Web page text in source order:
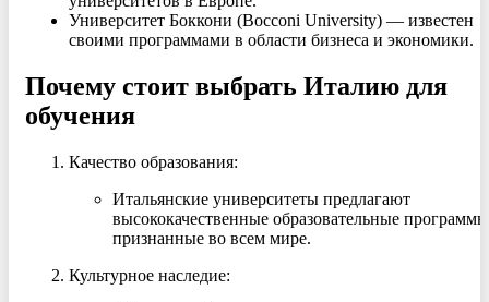
Университет Боккони (Bocconi University) — известен
своими программами в области бизнеса и экономики.
Почему стоит выбрать Италию для
обучения
Качество образования:
Итальянские университеты предлагают
высококачественные образовательные
признанные во всем мире.
Культурное наследие: